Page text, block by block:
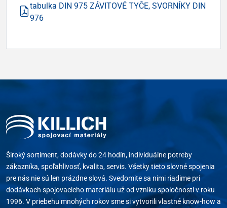
tabulka DIN 975 ZÁVITOVÉ TYČE, SVORNÍKY DIN
976
Široký sortiment, dodávky do 24 hodín, individuálne potreby
zákazníka, spoľahlivosť, kvalita, servis. Všetky tieto slovné spojenia
pre nás nie sú len prázdne slová. Svedomite sa nimi riadime pri
dodávkach spojovacieho materiálu už od vzniku spoločnosti v roku
1996. V priebehu mnohých rokov sme si vytvorili vlastné know-how a